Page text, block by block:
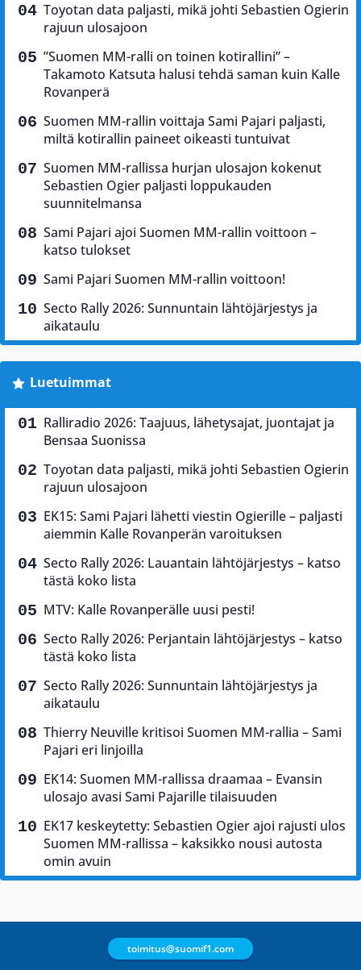
Toyotan data paljasti, mikä johti Sebastien Ogierin
rajuun ulosajoon
”Suomen MM-ralli on toinen kotirallini” –
Takamoto Katsuta halusi tehdä saman kuin Kalle
Rovanperä
Suomen MM-rallin voittaja Sami Pajari paljasti,
miltä kotirallin paineet oikeasti tuntuivat
Suomen MM-rallissa hurjan ulosajon kokenut
Sebastien Ogier paljasti loppukauden
suunnitelmansa
Sami Pajari ajoi Suomen MM-rallin voittoon –
katso tulokset
Sami Pajari Suomen MM-rallin voittoon!
Secto Rally 2026: Sunnuntain lähtöjärjestys ja
aikataulu
Luetuimmat
Ralliradio 2026: Taajuus, lähetysajat, juontajat ja
Bensaa Suonissa
Toyotan data paljasti, mikä johti Sebastien Ogierin
rajuun ulosajoon
EK15: Sami Pajari lähetti viestin Ogierille – paljasti
aiemmin Kalle Rovanperän varoituksen
Secto Rally 2026: Lauantain lähtöjärjestys – katso
tästä koko lista
MTV: Kalle Rovanperälle uusi pesti!
Secto Rally 2026: Perjantain lähtöjärjestys – katso
tästä koko lista
Secto Rally 2026: Sunnuntain lähtöjärjestys ja
aikataulu
Thierry Neuville kritisoi Suomen MM-rallia – Sami
Pajari eri linjoilla
EK14: Suomen MM-rallissa draamaa – Evansin
ulosajo avasi Sami Pajarille tilaisuuden
EK17 keskeytetty: Sebastien Ogier ajoi rajusti ulos
Suomen MM-rallissa – kaksikko nousi autosta
omin avuin
toimitus@suomif1.com